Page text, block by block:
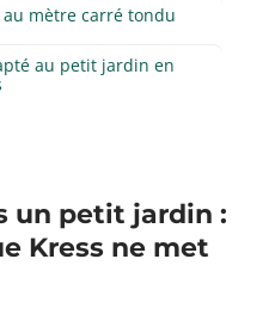
mètre carré tondu
au petit jardin en
un petit jardin :
Kress ne met